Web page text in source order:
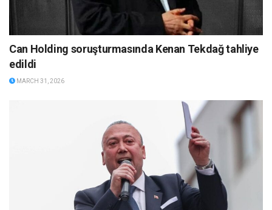
Can Holding soruşturmasında Kenan Tekdağ tahliye
edildi
MARCH 31, 2026